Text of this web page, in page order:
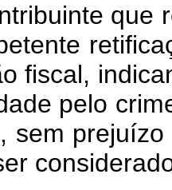
que
fiscal,
pelo
sem